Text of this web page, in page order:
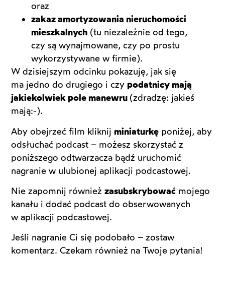
oraz
zakaz amortyzowania nieruchomości
mieszkalnych (tu niezależnie od tego,
czy są wynajmowane, czy po prostu
wykorzystywane w firmie).
W dzisiejszym odcinku pokazuję, jak się
ma jedno do drugiego i czypodatnicy mają
jakiekolwiek pole manewru (zdradzę: jakieś
mają:-).
Aby obejrzeć film kliknijminiaturkę poniżej, aby
odsłuchać podcast – możesz skorzystać z
poniższego odtwarzacza bądź uruchomić
nagranie w ulubionej aplikacji podcastowej.
Nie zapomnij równieżzasubskrybować mojego
kanału i dodać podcast do obserwowanych
w aplikacji podcastowej.
Jeśli nagranie Ci się podobało – zostaw
komentarz. Czekam również na Twoje pytania!